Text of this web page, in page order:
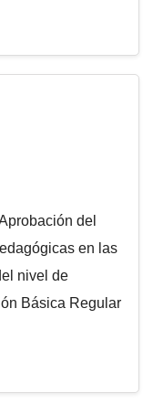
del
en las
nivel de
Básica Regular